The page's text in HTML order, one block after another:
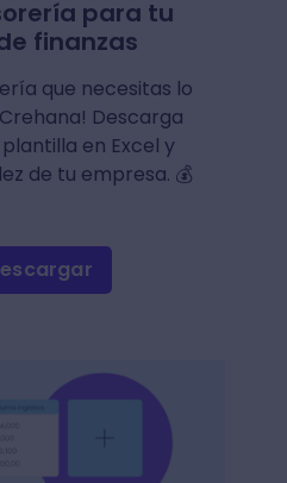
para tu
finanzas
que necesitas lo
Descarga
en Excel y
de tu empresa. 💰